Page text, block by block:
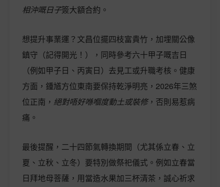
相沖嘅日子簽大額合約。
想提升事業運？文昌位擺四枝富貴竹，加埋關公像
鎮守（記得開光！），同時參考六十甲子嘅吉日
（例如甲子日、丙寅日）去見工或升職考核。健康
方面，鍾馗方位東南要保持乾淨明亮，2026年三煞
位正南， 絕對唔好喺嗰度動土或裝修，否則易惹病
痛。
最後提醒，二十四節氣轉換期間（尤其係立春、立
夏、立秋、立冬）要特別做祭祀儀式。例如立春當
日拜地母菩薩，用當造水果加三杯清茶，誠心祈求